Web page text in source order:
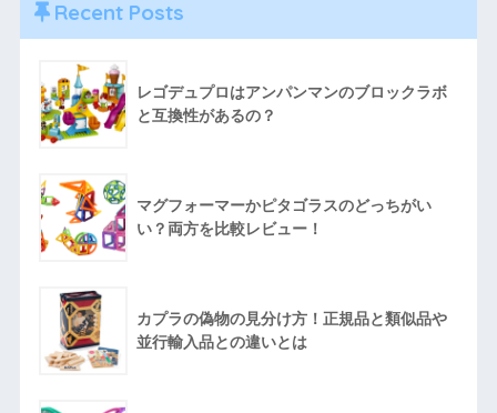
Recent Posts
レゴデュプロはアンパンマンのブロックラボ
と互換性があるの？
マグフォーマーかピタゴラスのどっちがい
い？両方を比較レビュー！
カプラの偽物の見分け方！正規品と類似品や
並行輸入品との違いとは